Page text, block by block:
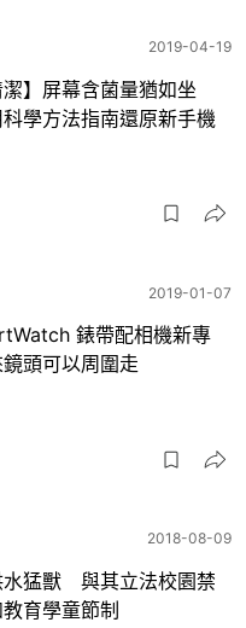
2019-04-19
潔】屏幕含菌量猶如坐
學方法指南還原新手機
2019-01-07
錶帶配相機新專
頭可以周圍走
2018-08-09
水猛獸 與其立法校園禁
育學童節制